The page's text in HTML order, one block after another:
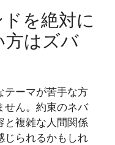
を絶対に
方はズバ
テーマが苦手な方
せん。約束のネバ
と複雑な人間関係
じられるかもしれ